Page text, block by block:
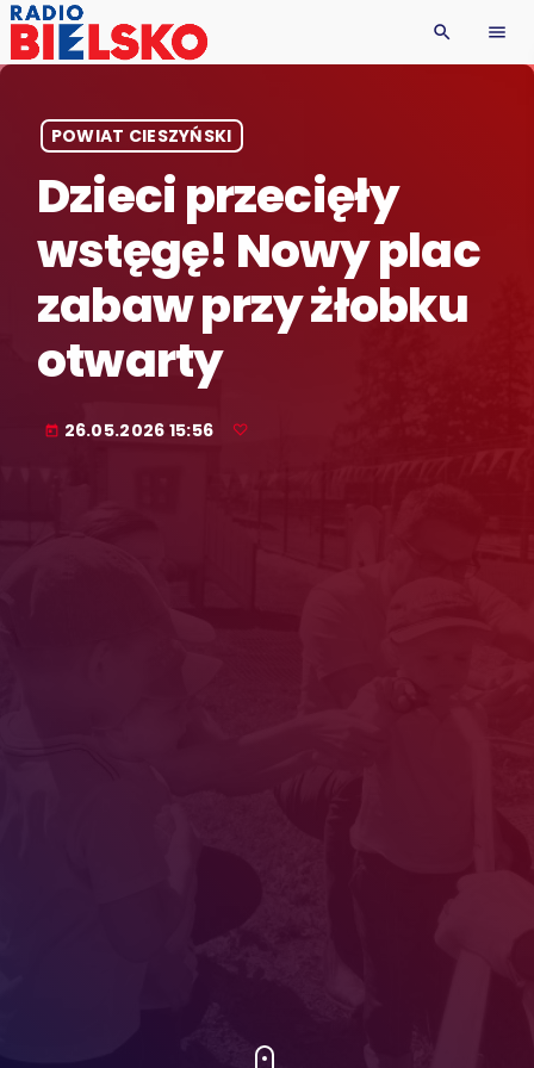
search menu
POWIAT CIESZYŃSKI
Dzieci przecięły
wstęgę! Nowy plac
zabaw przy żłobku
otwarty
today 26.05.2026 15:56